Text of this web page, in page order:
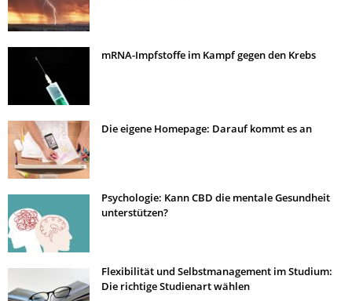
mRNA-Impfstoffe im Kampf gegen den Krebs
Die eigene Homepage: Darauf kommt es an
Psychologie: Kann CBD die mentale Gesundheit
unterstützen?
Flexibilität und Selbstmanagement im Studium:
Die richtige Studienart wählen